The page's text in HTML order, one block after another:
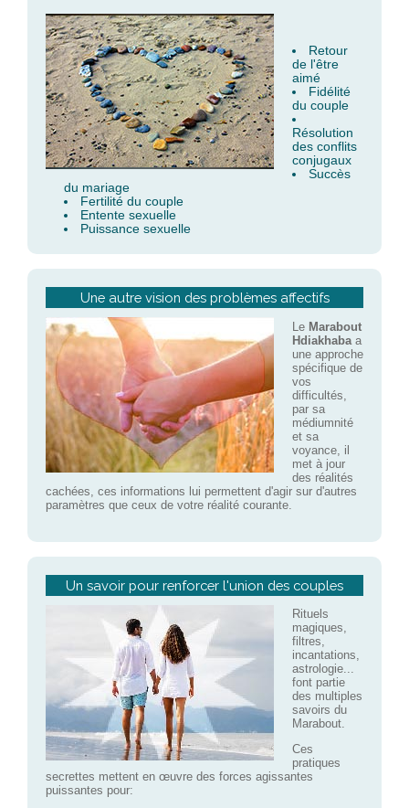
Retour
de l'être
aimé
Fidélité
du couple
Résolution
des conflits
conjugaux
Succès
du mariage
Fertilité du couple
Entente sexuelle
Puissance sexuelle
Une autre vision des problèmes affectifs
Le Marabout
Hdiakhabaa
une approche
spécifique de
vos
difficultés,
par sa
médiumnité
et sa
voyance, il
met à jour
des réalités
cachées, ces informations lui permettent d'agir sur d'autres
paramètres que ceux de votre réalité courante.
Un savoir pour renforcer l'union des couples
Rituels
magiques,
filtres,
incantations,
astrologie...
font partie
des multiples
savoirs du
Marabout.
Ces
pratiques
secrettes mettent en œuvre des forces agissantes
puissantes pour: